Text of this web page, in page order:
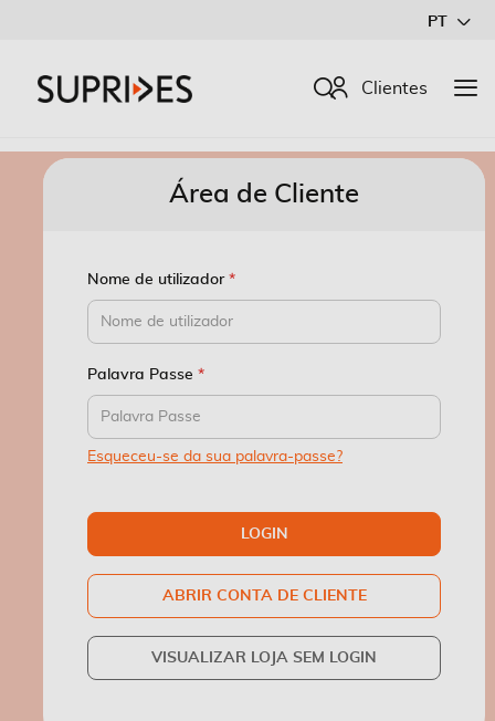
Conteúdo
PT
Procurar
Clientes
Área de Cliente
Nome de utilizador
Palavra Passe
Esqueceu-se da sua palavra-passe?
LOGIN
ABRIR CONTA DE CLIENTE
VISUALIZAR LOJA SEM LOGIN